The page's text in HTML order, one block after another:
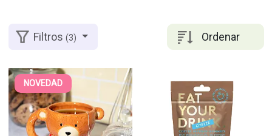
Ordenar
Filtros(3)
NOVEDAD